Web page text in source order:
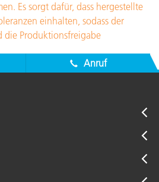
Es sorgt dafür, dass hergestellte
einhalten, sodass der
die Produktionsfreigabe
Anruf